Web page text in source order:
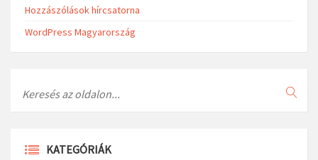
Hozzászólások hírcsatorna
WordPress Magyarország
KATEGÓRIÁK